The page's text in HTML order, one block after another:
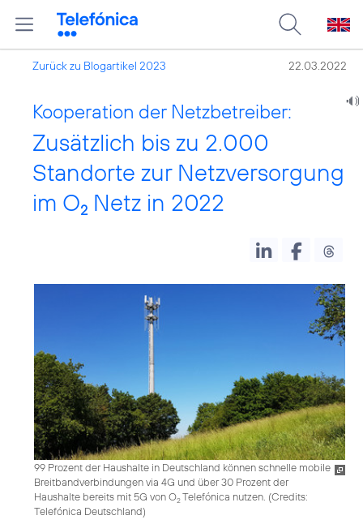
Zurück zu Blogartikel 2023 22.03.2022
Kooperation der Netzbetreiber:
Zusätzlich bis zu 2.000
Standorte zur Netzversorgung
im O2 Netz in 2022
99 Prozent der Haushalte in Deutschland können schnelle mobile
Breitbandverbindungen via 4G und über 30 Prozent der
Haushalte bereits mit 5G von O2Telefónica nutzen. (Credits:
Telefónica Deutschland)